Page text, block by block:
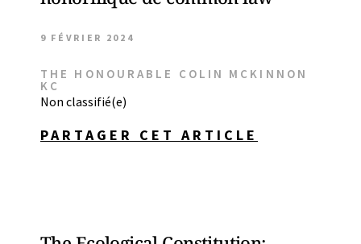
9 FÉVRIER 2024
THE HONOURABLE COLIN MCKINNON
KC
Non classifié(e)
PARTAGER CET ARTICLE